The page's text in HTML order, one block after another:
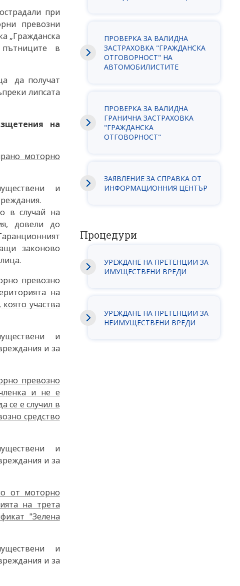
при
превозни
„Гражданска
пътниците в
да получат
липсата
на
моторно
и
в случай на
довели до
законово
превозно
на
участва
и
и за
превозно
и не е
се е случил в
средство
и
и за
от моторно
на трета
"Зелена
и
и за
ПРОВЕРКА ЗА ВАЛИДНА
ЗАСТРАХОВКА "ГРАЖДАНСКА
ОТГОВОРНОСТ" НА
АВТОМОБИЛИСТИТЕ
ПРОВЕРКА ЗА ВАЛИДНА
ГРАНИЧНА ЗАСТРАХОВКА
"ГРАЖДАНСКА
ОТГОВОРНОСТ"
ЗАЯВЛEНИЕ ЗА СПРАВКА ОТ
ИНФОРМАЦИОННИЯ ЦЕНТЪР
Процедури
УРЕЖДАНЕ НА ПРЕТЕНЦИИ ЗА
ИМУЩЕСТВЕНИ ВРЕДИ
УРЕЖДАНЕ НА ПРЕТЕНЦИИ ЗА
НЕИМУЩЕСТВЕНИ ВРЕДИ